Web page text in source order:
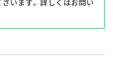
います。詳しくはお問い